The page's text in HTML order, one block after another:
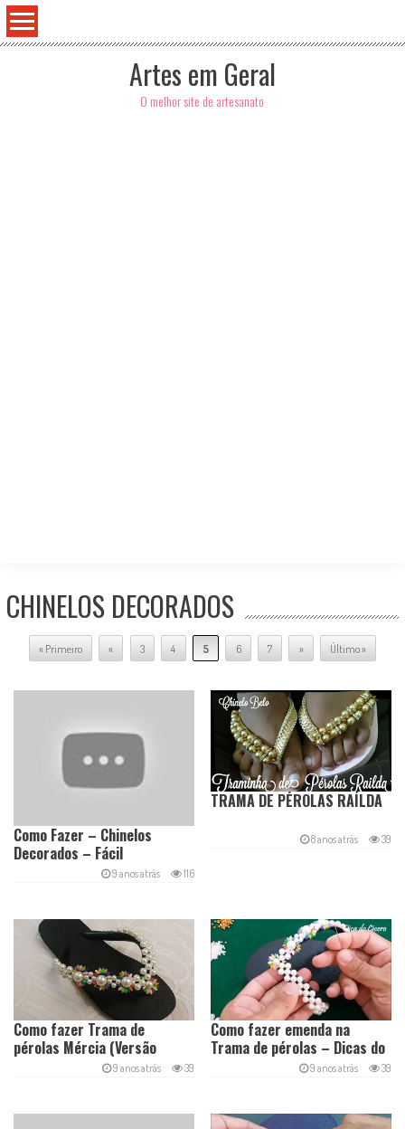
Artes em Geral
O melhor site de artesanato
CHINELOS DECORADOS
« Primeiro « 3 4 5 6 7 » Último »
TRAMA DE PÉROLAS RAÍLDA
8 anos atrás 39
Como Fazer – Chinelos
Decorados – Fácil
9 anos atrás 116
Como fazer emenda na
Trama de pérolas – Dicas do
Cícero Alencar 9 anos atrás 39
Como fazer Trama de
pérolas Mércia (Versão
CARNAVAL) – Cícero Alencar
9 anos atrás 39